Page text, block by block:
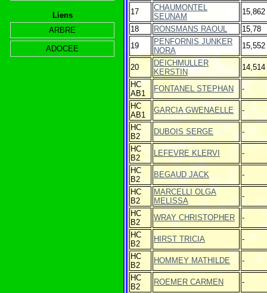
Liens
ARBRE
ADOCEE
17
CHAUMONTEL
SEUNAM
15,862
18
RONSMANS RAOUL
15,78
19
PENFORNIS JUNKER
NORA
15,552
20
DEICHMULLER
KERSTIN
14,514
HC
AB1
FONTANEL STEPHAN
-
HC
AB1
GARCIA GWENAELLE
-
HC
B2
DUBOIS SERGE
-
HC
B2
LEFEVRE KLERVI
-
HC
B2
BEGAUD JACK
-
HC
B2
MARCELLI OLGA
MELISSA
-
HC
B2
WRAY CHRISTOPHER
-
HC
B2
HIRST TRICIA
-
HC
B2
HOMMEY MATHILDE
-
HC
B2
ROEMER CARMEN
-